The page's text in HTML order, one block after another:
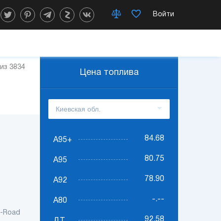
Войти
3834
Road
Цена топлива
А95+ 84.68
А95 80.75
А92 78.90
А80 -.--
92.58